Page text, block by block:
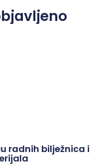
radnih bilježnica i